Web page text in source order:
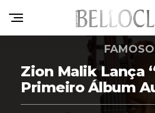
Zion Malik Lança
Primeiro Álbum